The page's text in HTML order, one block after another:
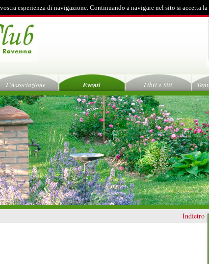
esperienza di navigazione. Continuando a navigare nel sito si accetta la
L'Associazione Eventi Libri e Siti
Indietro